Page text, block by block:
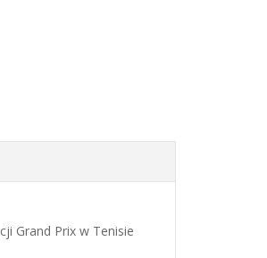
Grand Prix w Tenisie